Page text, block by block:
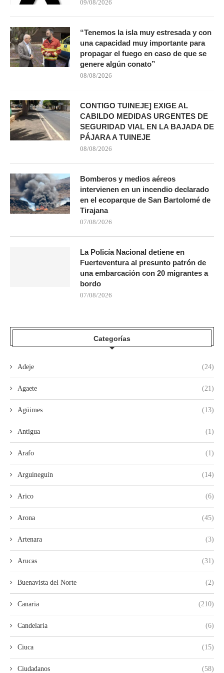
09/08/2026
“Tenemos la isla muy estresada y con
una capacidad muy importante para
propagar el fuego en caso de que se
genere algún conato”
08/08/2026
CONTIGO TUINEJE] EXIGE AL
CABILDO MEDIDAS URGENTES DE
SEGURIDAD VIAL EN LA BAJADA DE
PÁJARA A TUINEJE
08/08/2026
Bomberos y medios aéreos
intervienen en un incendio declarado
en el ecoparque de San Bartolomé de
Tirajana
07/08/2026
La Policía Nacional detiene en
Fuerteventura al presunto patrón de
una embarcación con 20 migrantes a
bordo
07/08/2026
Categorías
Adeje (24)
Agaete (21)
Agüimes (13)
Antigua (1)
Arafo (1)
Arguineguín (14)
Arico (6)
Arona (45)
Artenara (3)
Arucas (31)
Buenavista del Norte (2)
Canaria (210)
Candelaria (6)
Ciuca (15)
Ciudadanos (58)